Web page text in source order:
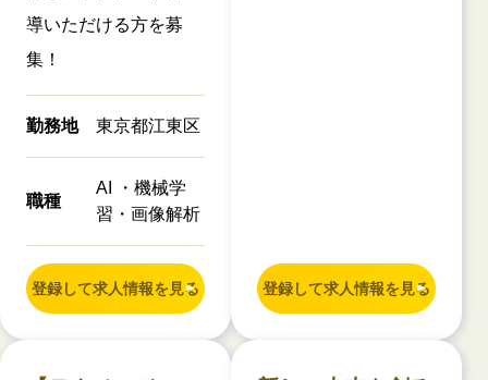
導いただける方を募
集！
勤務地 東京都江東区
職種
AI ・機械学
習・画像解析
登録して求人情報を見る 登録して求人情報を見る